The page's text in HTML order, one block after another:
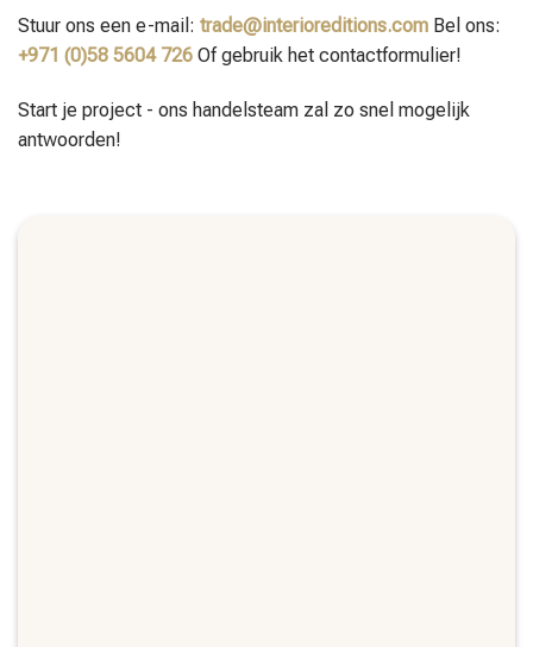
Stuur ons een e-mail: trade@interioreditions.com Bel ons:
+971 (0)58 5604 726 Of gebruik het contactformulier!
Start je project - ons handelsteam zal zo snel mogelijk
antwoorden!